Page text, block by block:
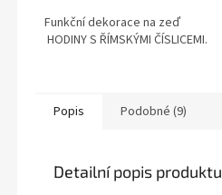
Funkční dekorace na zeď
HODINY S ŘÍMSKÝMI ČÍSLICEMI.
Popis Podobné (9)
Detailní popis produktu